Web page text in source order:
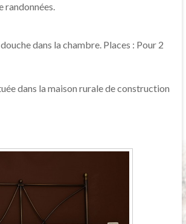
randonnées.
dans la chambre. Places : Pour 2
dans la maison rurale de construction